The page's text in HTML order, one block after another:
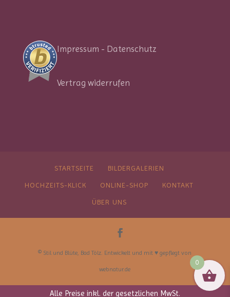
Impressum - Datenschutz
Vertrag widerrufen
STARTSEITE BILDERGALERIEN
HOCHZEITS-KLICK ONLINE-SHOP KONTAKT
ÜBER UNS
© Stil und Blüte, Bad Tölz. Entwickelt und mit ♥︎ gepflegt von
webnatur.de
Alle Preise inkl. der gesetzlichen MwSt.
0